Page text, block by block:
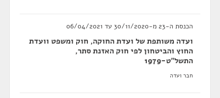
הכנסת ה-23 מ-30/11/2020 עד 06/04/2021
ועדה משותפת של ועדת החוקה, חוק ומשפט וועדת
החוץ והביטחון לפי חוק האזנת סתר,
התשל"ט-1979
חבר ועדה